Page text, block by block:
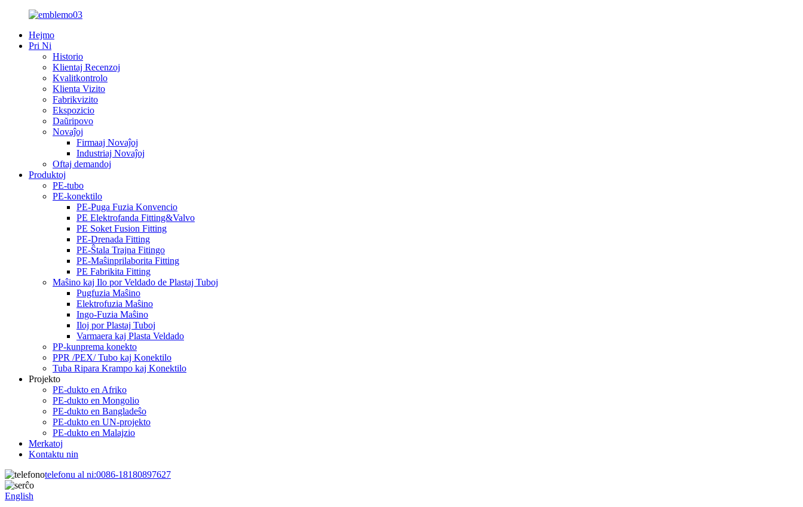
Hejmo
Pri Ni
Historio
Klientaj Recenzoj
Kvalitkontrolo
Klienta Vizito
Fabrikvizito
Ekspozicio
Daŭripovo
Novaĵoj
Firmaaj Novaĵoj
Industriaj Novaĵoj
Oftaj demandoj
Produktoj
PE-tubo
PE-konektilo
PE-Puga Fuzia Konvencio
PE Elektrofanda Fitting&Valvo
PE Soket Fusion Fitting
PE-Drenada Fitting
PE-Ŝtala Trajna Fitingo
PE-Maŝinprilaborita Fitting
PE Fabrikita Fitting
Maŝino kaj Ilo por Veldado de Plastaj Tuboj
Pugfuzia Maŝino
Elektrofuzia Maŝino
Ingo-Fuzia Maŝino
Iloj por Plastaj Tuboj
Varmaera kaj Plasta Veldado
PP-kunprema konekto
PPR /PEX/ Tubo kaj Konektilo
Tuba Ripara Krampo kaj Konektilo
Projekto
PE-dukto en Afriko
PE-dukto en Mongolio
PE-dukto en Bangladeŝo
PE-dukto en UN-projekto
PE-dukto en Malajzio
Merkatoj
Kontaktu nin
telefonu al ni:0086-18180897627
English